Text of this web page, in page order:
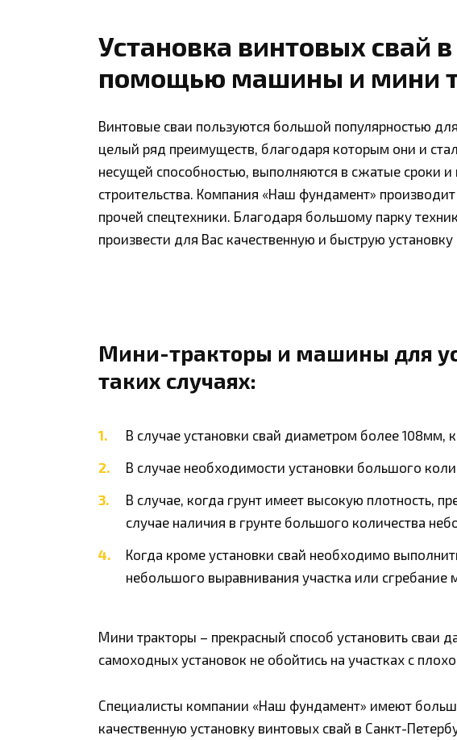
Установка винтовых свай
помощью машины и мини
Винтовые сваи пользуются большой популярностью
целый ряд преимуществ, благодаря которым они и
несущей способностью, выполняются в сжатые сроки
строительства. Компания «Наш фундамент»
прочей спецтехники. Благодаря большому парку
произвести для Вас качественную и быструю
Мини-тракторы и машины для
таких случаях:
В случае установки свай диаметром более 108мм,
В случае необходимости установки большого
В случае, когда грунт имеет высокую плотность,
случае наличия в грунте большого количества
Когда кроме установки свай необходимо
небольшого выравнивания участка или сгребание
Мини тракторы – прекрасный способ установить сваи
самоходных установок не обойтись на участках с
Специалисты компании «Наш фундамент» имеют
качественную установку винтовых свай в Санкт-